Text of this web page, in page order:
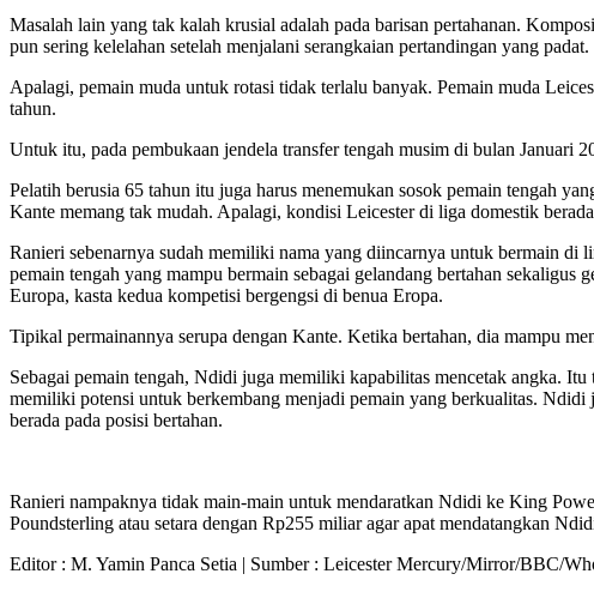
Masalah lain yang tak kalah krusial adalah pada barisan pertahanan.
pun sering kelelahan setelah menjalani serangkaian pertandingan yang padat.
Apalagi, pemain muda untuk rotasi tidak terlalu banyak. Pemain muda
tahun.
Untuk itu, pada pembukaan jendela transfer tengah musim di bulan Januari
Pelatih berusia 65 tahun itu juga harus menemukan sosok pemain tengah
Kante memang tak mudah. Apalagi, kondisi Leicester di liga domestik
Ranieri sebenarnya sudah memiliki nama yang diincarnya untuk bermain
pemain tengah yang mampu bermain sebagai gelandang bertahan
Europa, kasta kedua kompetisi bergengsi di benua Eropa.
Tipikal permainannya serupa dengan Kante. Ketika bertahan, dia mampu
Sebagai pemain tengah, Ndidi juga memiliki kapabilitas mencetak angka.
memiliki potensi untuk berkembang menjadi pemain yang berkualitas.
berada pada posisi bertahan.
Ranieri nampaknya tidak main-main untuk mendaratkan Ndidi ke King
Poundsterling atau setara dengan Rp255 miliar agar apat mendatangkan
Editor : M. Yamin Panca Setia | Sumber : Leicester Mercury/Mirror/BBC/